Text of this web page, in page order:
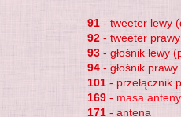
91 - tweeter lewy
92 - tweeter
93 - głośnik lewy
94 - głośnik
101 - przełącznik
169 - masa
171 - antena